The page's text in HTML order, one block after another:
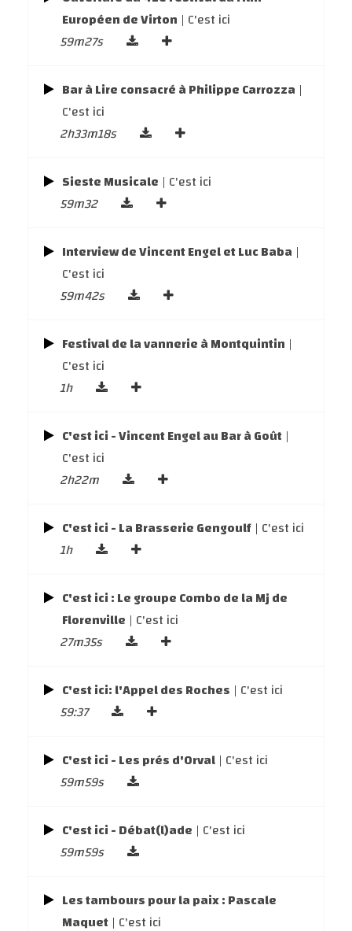
Européen de Virton | C'est ici
59m27s
Bar à Lire consacré à Philippe Carrozza |
C'est ici
2h33m18s
Sieste Musicale | C'est ici
59m32
Interview de Vincent Engel et Luc Baba |
C'est ici
59m42s
Festival de la vannerie à Montquintin |
C'est ici
1h
C'est ici - Vincent Engel au Bar à Goût |
C'est ici
2h22m
C'est ici - La Brasserie Gengoulf | C'est ici
1h
C'est ici : Le groupe Combo de la Mj de
Florenville | C'est ici
27m35s
C'est ici: l'Appel des Roches | C'est ici
59:37
C'est ici - Les prés d'Orval | C'est ici
59m59s
C'est ici - Débat(l)ade | C'est ici
59m59s
Les tambours pour la paix : Pascale
Maquet | C'est ici